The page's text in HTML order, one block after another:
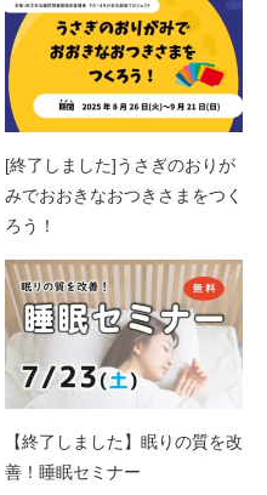
[終了しました]うさぎのおりが
みでおおきなおつきさまをつく
ろう！
【終了しました】眠りの質を改
善！睡眠セミナー